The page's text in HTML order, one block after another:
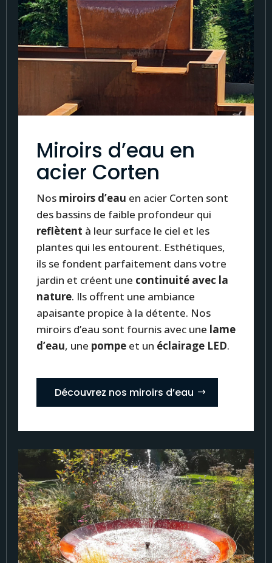
Miroirs d’eau en
acier Corten
Nos miroirs d’eau en acier Corten sont
des bassins de faible profondeur qui
reflètent à leur surface le ciel et les
plantes qui les entourent. Esthétiques,
ils se fondent parfaitement dans votre
jardin et créent une continuité avec la
nature. Ils offrent une ambiance
apaisante propice à la détente. Nos
miroirs d’eau sont fournis avec une lame
d’eau, une pompe et un éclairage LED.
Découvrez nos miroirs d’eau